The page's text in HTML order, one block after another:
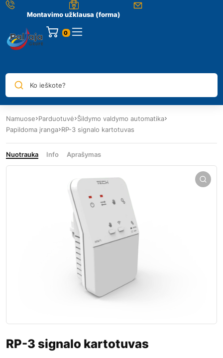
Montavimo užklausa (forma)
0
Ko ieškote?
Namuose Parduotuvė Šildymo valdymo automatika
Papildoma įranga RP-3 signalo kartotuvas
Nuotrauka Info Aprašymas
RP-3 signalo kartotuvas